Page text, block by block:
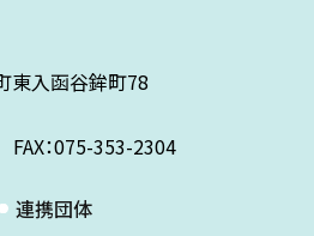
東入函谷鉾町78
：075-353-2304
連携団体